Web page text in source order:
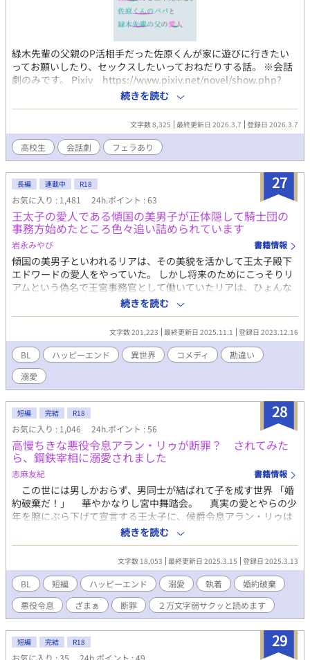
緑木先輩の父親のP活相手だった佐原くんが家に遊びに行きたい
ってお願いしたり、セックスしたいっておねだりする話。 ※会話
劇のみです。 Pixiv https://www.pixiv.net/novel/show.php?
id=26082415 ムーンライトノベルズ
https://novel18.syosetu.com/n0589lf/ fujossy
https://fujossy.jp/books/30702
続きを読む
文字数 8,325 最終更新日 2026.3.7 登録日 2026.3.7
高校生 会話劇 フェラあり
27
長編 連載中 R18
お気に入り : 1,481 24h.ポイント : 63
王太子の愛人である傾国の美男子が正体隠して騎士団の
事務方始めたところ色々追い詰められています
岩永みやび 書籍情報
傾国の美男子といわれるリアは、その美貌を活かして王太子殿下
エドワードの愛人をやっていた。 しかし将来のためにこっそりリ
アムという偽名で王宮事務官として働いていたリアは、ひょんな
ことから近衛騎士団の事務方として働くことに。 実はまったく仕
事ができないリアは、エドワードの寵愛もあいまって遅刻やらか
しを重ねる日々。ついには騎士団にも悪い意味で目をつけられて
しまいーー？ 王太子からの溺愛に気が付かないリアが徐々に追い
詰められていくお話です。 ※R18はおまけ程度です。期待しない
でください。不定期更新。 主人公がマジでクズです。複数人と関
係持ってる描写あり。苦手な方はご注意下さい。
続きを読む
文字数 201,223 最終更新日 2025.11.1 登録日 2023.12.16
BL ハッピーエンド 異世界 コメディ
勘違い
溺愛
28
短編 完結 R18
お気に入り : 1,046 24h.ポイント : 56
高慢ちきな悪役令息アラン・リゥが断罪？ されてみた
ら、鋼鉄宰相に溺愛されました
志麻友紀 書籍情報
この世には男しかおらず、男同士が結ばれて子を成す世界 「婚
約破棄だ！」 華やかなりし宮中舞踏会。 真実の愛とやらの少
年を腕にぶら下げて宣言する王太子に、侯爵令息アラン・リゥは
内心で深いため息をついた。 ────このお馬鹿さん、とうとう
やりやがりましたよ。 アランは理路整然と王家とはいえ一方的
に婚約破棄など出来ないと反論する。そのなまいきな態度が気に
入らないと駄々っ子のように「破棄だ！破棄だ！」とわめく王太
子。それにオロオロするばかりのアランの実父である侯爵に、王
太子の父である国王。 そこで妥協案？を提案したのが、国王の
甥である鋼鉄宰相と呼ばれる公爵グレームだった。彼はアラン・
リゥにいきなり求婚し、二人は即日、王宮の聖堂にて結婚式をあ
げていた。 政略結婚ならぬ（尻拭い）責任結婚などと呼ばれた
夫夫だが、二人の仲むつまじい様子に、婚約破棄から始まった醜
続きを読む
文字数 18,053 最終更新日 2025.3.15 登録日 2025.3.13
BL 短編 ハッピーエンド 溺愛 執着
婚約破棄
悪役令息
ざまぁ 断罪 ２万文字弱サクッと読めます
29
短編 完結 R18
お気に入り : 35 24h.ポイント : 49